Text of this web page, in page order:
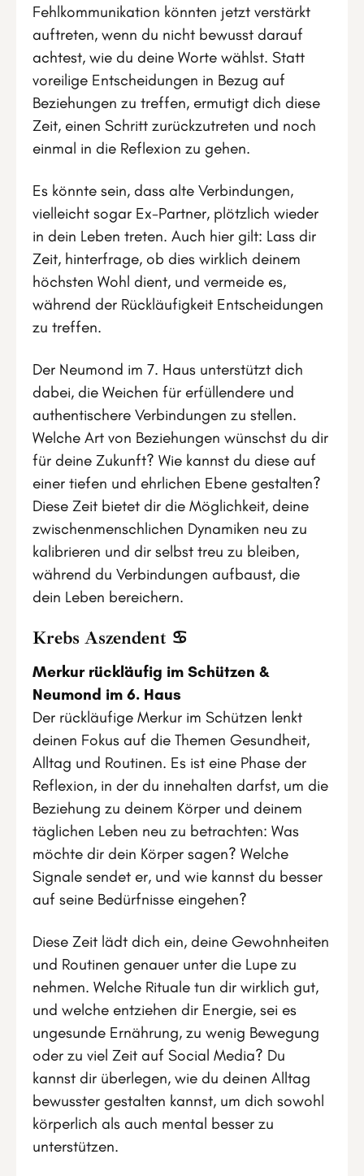
Fehlkommunikation könnten jetzt verstärkt
auftreten, wenn du nicht bewusst darauf
achtest, wie du deine Worte wählst. Statt
voreilige Entscheidungen in Bezug auf
Beziehungen zu treffen, ermutigt dich diese
Zeit, einen Schritt zurückzutreten und noch
einmal in die Reflexion zu gehen.
Es könnte sein, dass alte Verbindungen,
vielleicht sogar Ex-Partner, plötzlich wieder
in dein Leben treten. Auch hier gilt: Lass dir
Zeit, hinterfrage, ob dies wirklich deinem
höchsten Wohl dient, und vermeide es,
während der Rückläufigkeit Entscheidungen
zu treffen.
Der Neumond im 7. Haus unterstützt dich
dabei, die Weichen für erfüllendere und
authentischere Verbindungen zu stellen.
Welche Art von Beziehungen wünschst du dir
für deine Zukunft? Wie kannst du diese auf
einer tiefen und ehrlichen Ebene gestalten?
Diese Zeit bietet dir die Möglichkeit, deine
zwischenmenschlichen Dynamiken neu zu
kalibrieren und dir selbst treu zu bleiben,
während du Verbindungen aufbaust, die
dein Leben bereichern.
Krebs Aszendent ♋
Merkur rückläufig im Schützen &
Neumond im 6. Haus
Der rückläufige Merkur im Schützen lenkt
deinen Fokus auf die Themen Gesundheit,
Alltag und Routinen. Es ist eine Phase der
Reflexion, in der du innehalten darfst, um die
Beziehung zu deinem Körper und deinem
täglichen Leben neu zu betrachten: Was
möchte dir dein Körper sagen? Welche
Signale sendet er, und wie kannst du besser
auf seine Bedürfnisse eingehen?
Diese Zeit lädt dich ein, deine Gewohnheiten
und Routinen genauer unter die Lupe zu
nehmen. Welche Rituale tun dir wirklich gut,
und welche entziehen dir Energie, sei es
ungesunde Ernährung, zu wenig Bewegung
oder zu viel Zeit auf Social Media? Du
kannst dir überlegen, wie du deinen Alltag
bewusster gestalten kannst, um dich sowohl
körperlich als auch mental besser zu
unterstützen.